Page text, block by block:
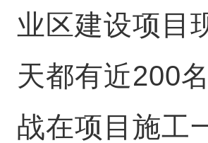
业区建设项目
天都有近200
战在项目施工